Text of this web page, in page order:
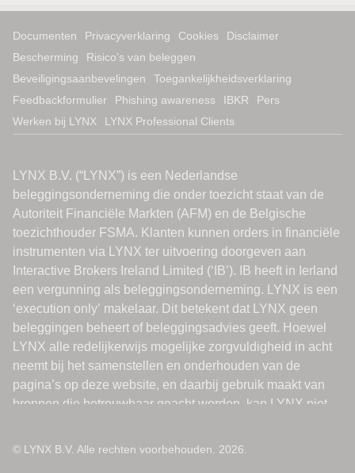
Documenten Privacyverklaring Cookies
Disclaimer
Bescherming
Risico’s van beleggen
Beveiligingsaanbevelingen
Toegankelijkheidsverklaring
Feedbackformulier
Phishing awareness IBKR
Pers
Werken bij LYNX
LYNX Professional Clients
© LYNX B.V. Alle rechten voorbehouden. 2026.